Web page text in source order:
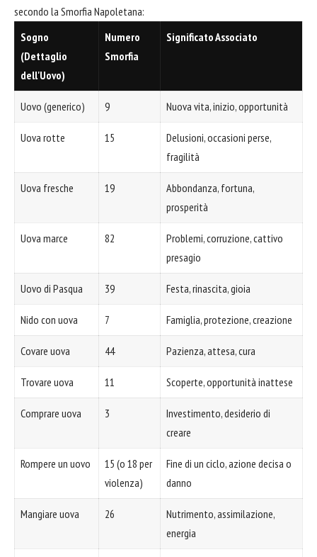
secondo la Smorfia Napoletana:
Sogno
(Dettaglio
dell'Uovo)
Numero
Smorfia
Significato Associato
Uovo (generico) 9 Nuova vita, inizio, opportunità
Uova rotte 15
Delusioni, occasioni perse,
fragilità
Uova fresche 19
Abbondanza, fortuna,
prosperità
Uova marce 82
Problemi, corruzione, cattivo
presagio
Uovo di Pasqua 39 Festa, rinascita, gioia
Nido con uova 7 Famiglia, protezione, creazione
Covare uova 44 Pazienza, attesa, cura
Trovare uova 11 Scoperte, opportunità inattese
Comprare uova 3
Investimento, desiderio di
creare
Rompere un uovo
15 (o 18 per
violenza)
Fine di un ciclo, azione decisa o
danno
Mangiare uova 26
Nutrimento, assimilazione,
energia